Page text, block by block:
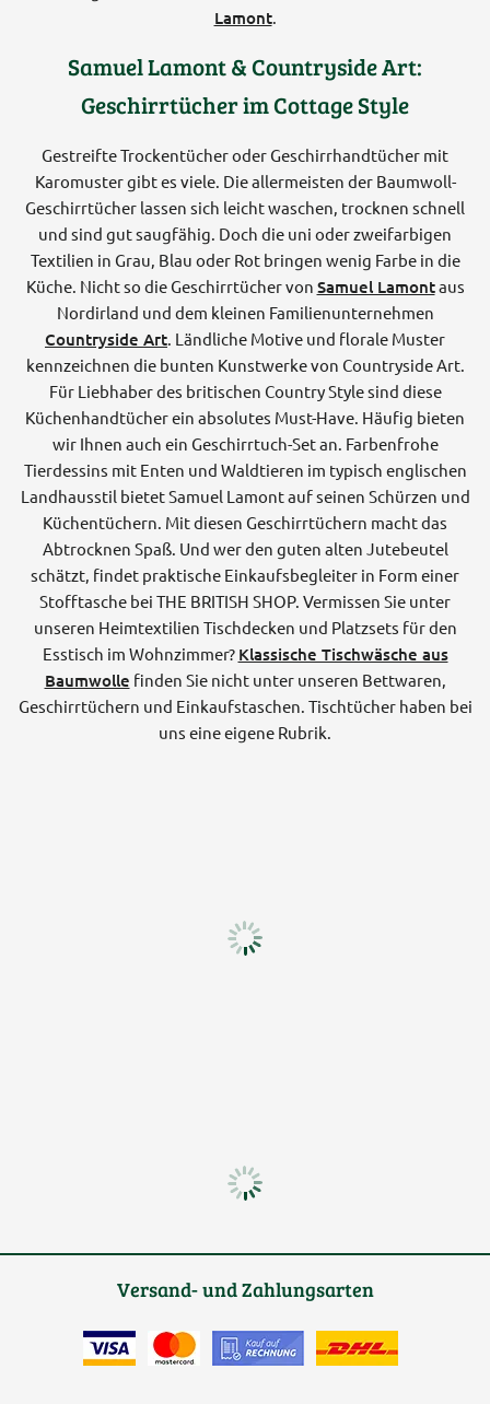
Lamont.
Samuel Lamont & Countryside Art:
Geschirrtücher im Cottage Style
Gestreifte Trockentücher oder Geschirrhandtücher mit
Karomuster gibt es viele. Die allermeisten der Baumwoll-
Geschirrtücher lassen sich leicht waschen, trocknen schnell
und sind gut saugfähig. Doch die uni oder zweifarbigen
Textilien in Grau, Blau oder Rot bringen wenig Farbe in die
Küche. Nicht so die Geschirrtücher von Samuel Lamontaus
Nordirland und dem kleinen Familienunternehmen
Countryside Art. Ländliche Motive und florale Muster
kennzeichnen die bunten Kunstwerke von Countryside Art.
Für Liebhaber des britischen Country Style sind diese
Küchenhandtücher ein absolutes Must-Have. Häufig bieten
wir Ihnen auch ein Geschirrtuch-Set an. Farbenfrohe
Tierdessins mit Enten und Waldtieren im typisch englischen
Landhausstil bietet Samuel Lamont auf seinen Schürzen und
Küchentüchern. Mit diesen Geschirrtüchern macht das
Abtrocknen Spaß. Und wer den guten alten Jutebeutel
schätzt, findet praktische Einkaufsbegleiter in Form einer
Stofftasche bei THE BRITISH SHOP. Vermissen Sie unter
unseren Heimtextilien Tischdecken und Platzsets für den
Esstisch im Wohnzimmer? Klassische Tischwäsche aus
Baumwolle finden Sie nicht unter unseren Bettwaren,
Geschirrtüchern und Einkaufstaschen. Tischtücher haben bei
uns eine eigene Rubrik.
Versand- und Zahlungsarten